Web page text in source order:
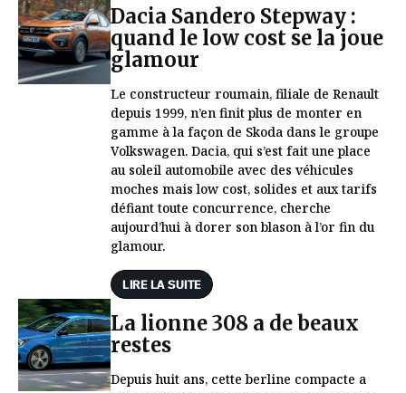
Dacia Sandero Stepway :
quand le low cost se la joue
glamour
Le constructeur roumain, filiale de Renault
depuis 1999, n’en finit plus de monter en
gamme à la façon de Skoda dans le groupe
Volkswagen. Dacia, qui s’est fait une place
au soleil automobile avec des véhicules
moches mais low cost, solides et aux tarifs
défiant toute concurrence, cherche
aujourd’hui à dorer son blason à l’or fin du
glamour.
LIRE LA SUITE
La lionne 308 a de beaux
restes
Depuis huit ans, cette berline compacte a